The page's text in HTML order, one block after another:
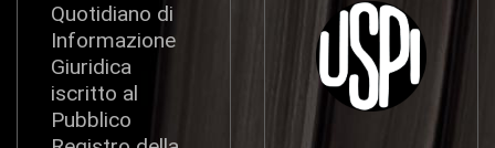
Quotidiano di
Informazione
Giuridica
iscritto al
Pubblico